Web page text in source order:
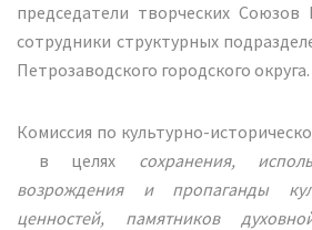
председатели творческих Союзов
сотрудники структурных
Петрозаводского городского округа.
Комиссия по культурно-
в целях сохранения,
возрождения и пропаганды
ценностей, памятников